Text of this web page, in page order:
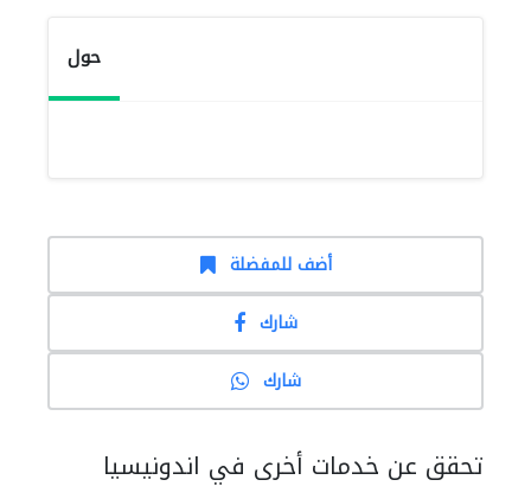
حول
أضف للمفضلة
شارك
شارك
تحقق عن خدمات أخرى في اندونيسيا